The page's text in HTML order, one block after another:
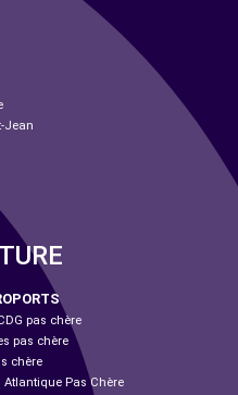
Jean
pas chère
pas chère
chère
Atlantique Pas Chère